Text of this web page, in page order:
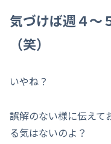
気づけば週４～
（笑）
いやね？
誤解のない様に伝えて
る気はないのよ？